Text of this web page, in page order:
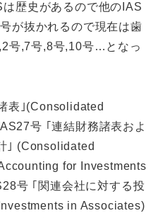
歴史があるので他のIAS
が抜かれるので現在は歯
号,7号,8号,10号…となっ
表｣(Consolidated
号 ｢連結財務諸表およ
｣ (Consolidated
for Investments
号 ｢関連会社に対する投
in Associates)